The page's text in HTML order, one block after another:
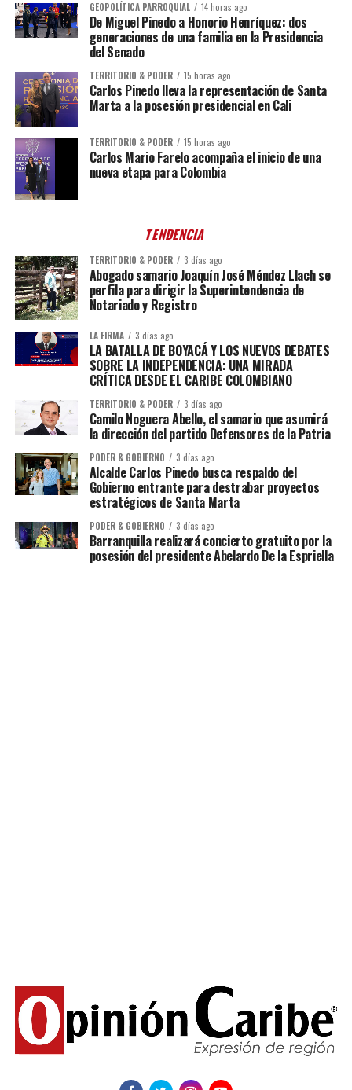
GEOPOLÍTICA PARROQUIAL 14 horas ago
De Miguel Pinedo a Honorio Henríquez: dos
generaciones de una familia en la Presidencia
del Senado
TERRITORIO & PODER 15 horas ago
Carlos Pinedo lleva la representación de Santa
Marta a la posesión presidencial en Cali
TERRITORIO & PODER 15 horas ago
Carlos Mario Farelo acompaña el inicio de una
nueva etapa para Colombia
TENDENCIA
TERRITORIO & PODER 3 días ago
Abogado samario Joaquín José Méndez Llach se
perfila para dirigir la Superintendencia de
Notariado y Registro
LA FIRMA 3 días ago
LA BATALLA DE BOYACÁ Y LOS NUEVOS DEBATES
SOBRE LA INDEPENDENCIA: UNA MIRADA
CRÍTICA DESDE EL CARIBE COLOMBIANO
TERRITORIO & PODER 3 días ago
Camilo Noguera Abello, el samario que asumirá
la dirección del partido Defensores de la Patria
PODER & GOBIERNO 3 días ago
Alcalde Carlos Pinedo busca respaldo del
Gobierno entrante para destrabar proyectos
estratégicos de Santa Marta
PODER & GOBIERNO 3 días ago
Barranquilla realizará concierto gratuito por la
posesión del presidente Abelardo De la Espriella